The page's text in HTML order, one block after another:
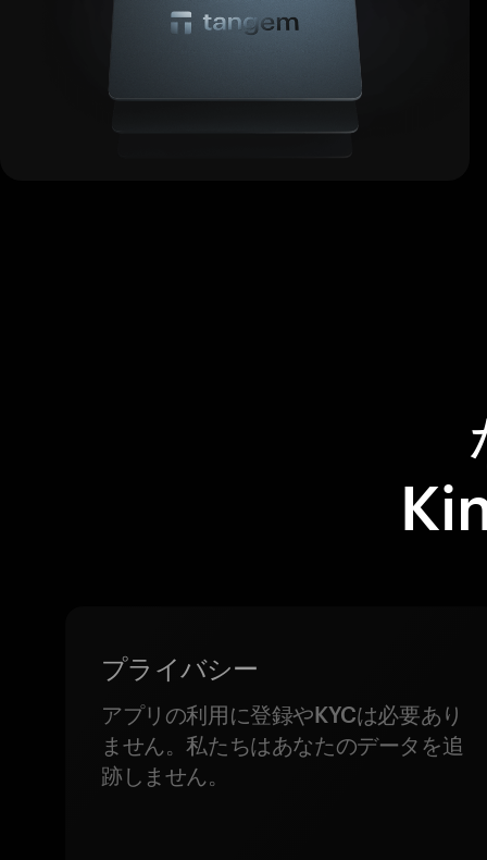
プライバシー
アプリの利用に登録やKYCは必要あり
ません。私たちはあなたのデータを追
跡しません。